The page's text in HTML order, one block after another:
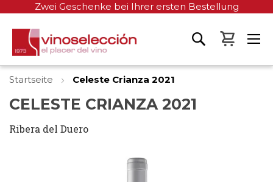
Zwei Geschenke bei Ihrer ersten Bestellung
Mein
Startseite Celeste Crianza 2021
CELESTE CRIANZA 2021
Ribera del Duero